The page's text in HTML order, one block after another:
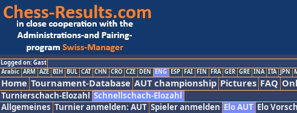
Logged on: Gast
Arabic ARM AZE BIH BUL CAT CHN CRO CZE DEN ENG ESP FAI FIN FRA GER GRE INA ITA JPN
Home Tournament-Database AUT championship Pictures FAQ
Turnierschach-Elozahl Schnellschach-Elozahl
Allgemeines Turnier anmelden: AUT Spieler anmelden Elo AUT Elo